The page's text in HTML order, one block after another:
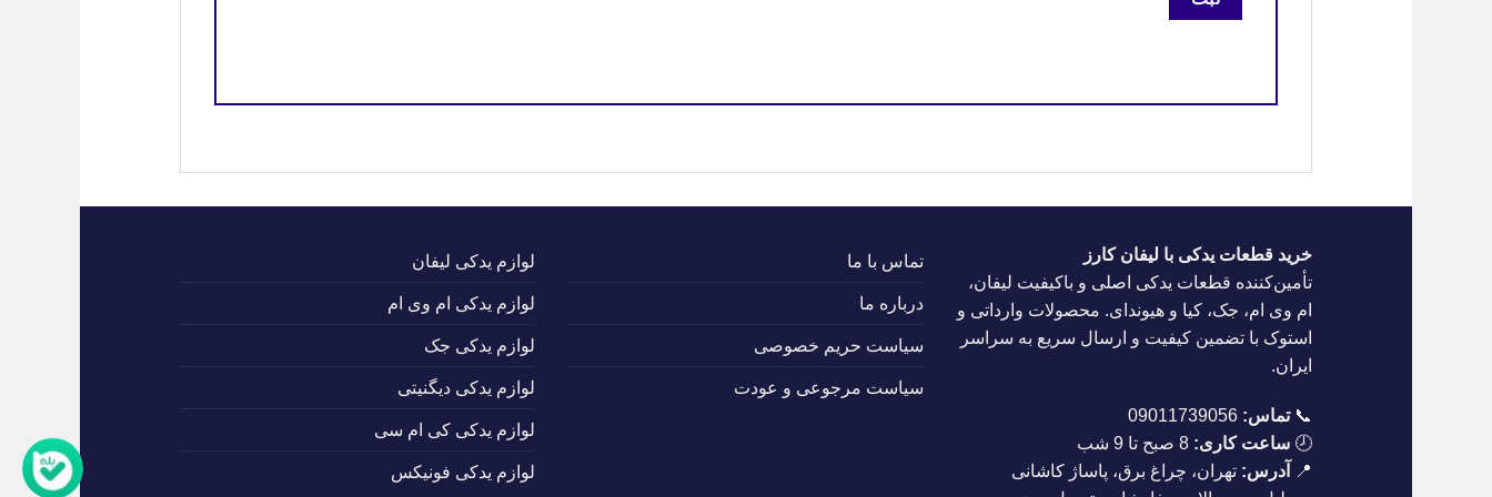
خرید قطعات یدکی با لیفان کارز
تأمین‌کننده قطعات یدکی اصلی و باکیفیت لیفان،
ام وی ام، جک، کیا و هیوندای. محصولات وارداتی و
استوک با تضمین کیفیت و ارسال سریع به سراسر
ایران.
📞تماس: 09011739056
🕗 ساعت کاری:
📍
آدرس: تهران، چراغ برق، پاساژ کاشانی
تماس با ما
درباره ما
سیاست حریم خصوصی
سیاست مرجوعی و عودت
لوازم یدکی لیفان
لوازم یدکی ام وی ام
لوازم یدکی جک
لوازم یدکی دیگنیتی
لوازم یدکی کی ام سی
لوازم یدکی فونیکس